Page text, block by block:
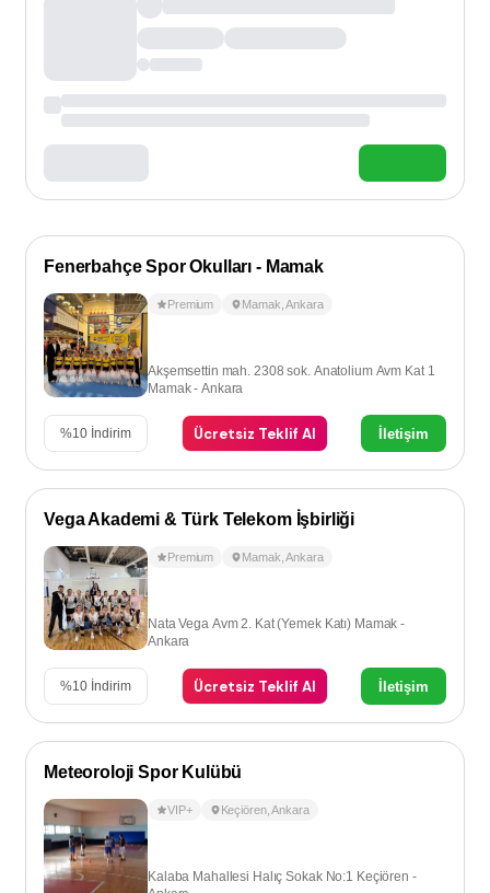
Fenerbahçe Spor Okulları - Mamak
Premium Mamak ,Ankara
Akşemsettin mah. 2308 sok. Anatolium Avm Kat 1
Mamak - Ankara
%10 İndirim Ücretsiz Teklif Al İletişim
Vega Akademi & Türk Telekom İşbirliği
Premium Mamak ,Ankara
Nata Vega Avm 2. Kat (Yemek Katı) Mamak -
Ankara
%10 İndirim Ücretsiz Teklif Al İletişim
Meteoroloji Spor Kulübü
VIP+ Keçiören,Ankara
Kalaba Mahallesi Halıç Sokak No:1 Keçiören -